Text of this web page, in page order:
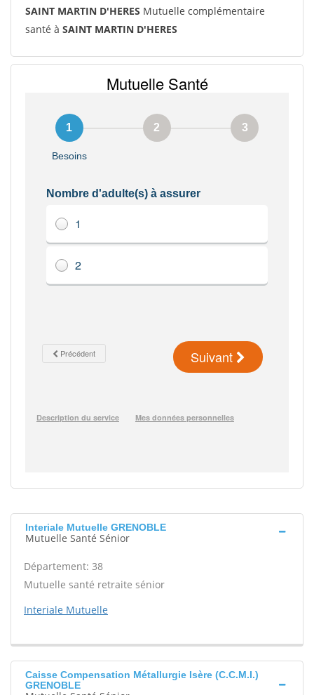
SAINT MARTIN D'HERES Mutuelle complémentaire
santé à SAINT MARTIN D'HERES
Interiale Mutuelle GRENOBLE
Mutuelle Santé Sénior
Département: 38
Mutuelle santé retraite sénior
Interiale Mutuelle
Caisse Compensation Métallurgie Isère (C.C.M.I.)
GRENOBLE